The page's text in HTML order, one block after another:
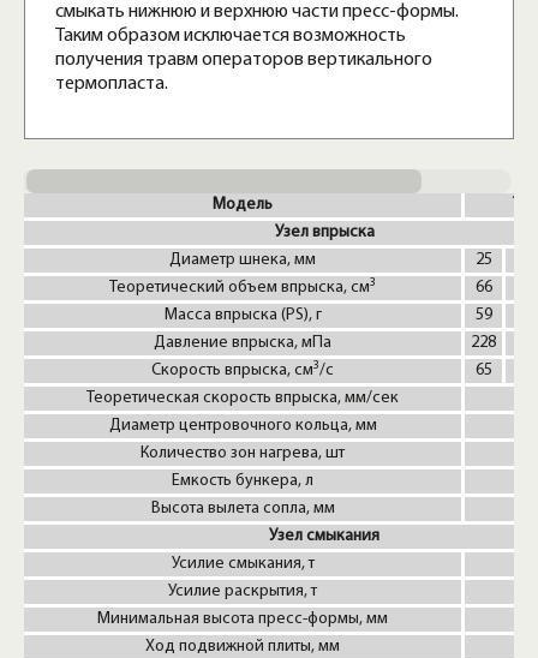
смыкать нижнюю и верхнюю части пресс-формы.
Таким образом исключается возможность
получения травм операторов вертикального
термопласта.
Модель
Узел впрыска
Диаметр шнека, мм
25
Теоретический объем впрыска, см3 66
Масса впрыска (PS), г
59
Давление впрыска, мПа
228
Скорость впрыска, см3/с 65
Теоретическая скорость впрыска, мм/сек
Диаметр центровочного кольца, мм
Количество зон нагрева, шт
Емкость бункера, л
Высота вылета сопла, мм
Узел смыкания
Усилие смыкания, т
Усилие раскрытия, т
Минимальная высота пресс-формы, мм
Ход подвижной плиты, мм